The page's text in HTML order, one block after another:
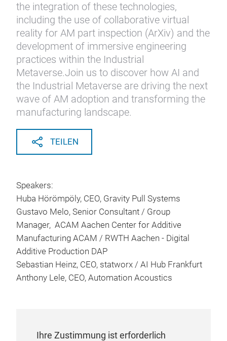
the integration of these technologies,
including the use of collaborative virtual
reality for AM part inspection (ArXiv) and the
development of immersive engineering
practices within the Industrial
Metaverse.Join us to discover how AI and
the Industrial Metaverse are driving the next
wave of AM adoption and transforming the
manufacturing landscape.
TEILEN
Speakers:
Huba Hörömpöly, CEO, Gravity Pull Systems
Gustavo Melo, Senior Consultant / Group
Manager, ACAM Aachen Center for Additive
Manufacturing ACAM / RWTH Aachen - Digital
Additive Production DAP
Sebastian Heinz, CEO, statworx / AI Hub Frankfurt
Anthony Lele, CEO, Automation Acoustics
Ihre Zustimmung ist erforderlich